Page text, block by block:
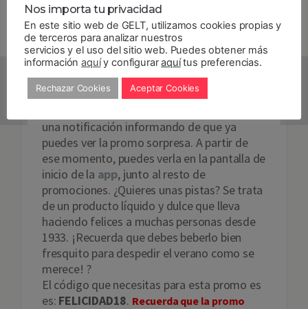
SORPRESA
¿Aún no sabes cómo usar un código Gelt? Es
muy fácil:entra en Mi Monedero y escribe
el código en la barra sobre la que se lee
una notificación informando de que ya
puedes ver la promo sorpresa. A partir de
ese momento, puedes verla en la pantalla de
inicio de la app, junto al resto de
promociones. ¿Quieres unas pistas? Se trata
de un producto líquido y dulce que lleva
haciendo felices a muchas personas desde
1933. ¡Recuerda que debes beberlo bien
fresquito para despedir el verano como se
merece! ?
El código que necesitas para esta promo es
es: FELICIDAD18. Recuerda que la promo
Nos importa tu privacidad
En este sitio web de GELT, utilizamos cookies propias y
de terceros para analizar nuestros
servicios y el uso del sitio web. Puedes obtener más
informaciónaquíy configuraraquítus preferencias.
Rechazar Cookies Aceptar Cookies